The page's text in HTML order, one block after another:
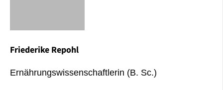
Friederike Repohl
Ernährungswissenschaftlerin (B. Sc.)